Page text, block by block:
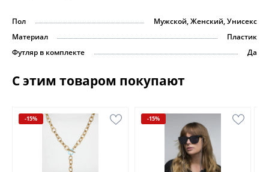
Пол
Мужской, Женский, Унисекс
Материал
Пластик
Футляр в комплекте
Да
С этим товаром покупают
-15% -15%